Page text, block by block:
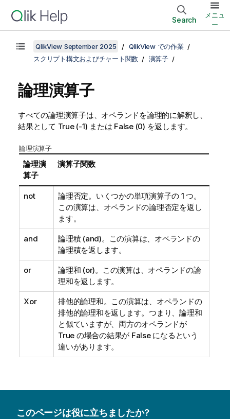
Search
メニュ
ー
QlikView September 2025
QlikView での作業
スクリプト構文およびチャート関数
演算子
論理演算子
すべての論理演算子は、オペランドを論理的に解釈し、
結果として True(-1) または False(0) を返します。
論理演算子
論理演
算子
演算子関数
not
論理否定。いくつかの単項演算子の 1 つ。
この演算は、オペランドの論理否定を返し
ます。
and
論理積 (and)。この演算は、オペランドの
論理積を返します。
or
論理和 (or)。この演算は、オペランドの論
理和を返します。
Xor
排他的論理和。この演算は、オペランドの
排他的論理和を返します。つまり、論理和
と似ていますが、両方のオペランドが
True の場合の結果が Falseになるという
違いがあります。
このページは役に立ちましたか?